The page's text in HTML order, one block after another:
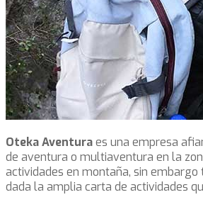
Oteka Aventuraes una empresa
de aventura o multiaventura en la
actividades en montaña, sin
dada la amplia carta de actividades